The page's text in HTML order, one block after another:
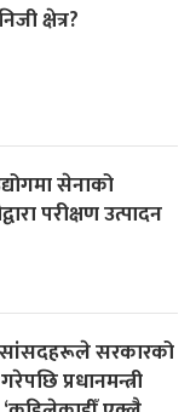
क्षेत्र?
सेनाको
परीक्षण उत्पादन
सांसदहरूले सरकारको
प्रधानमन्त्री